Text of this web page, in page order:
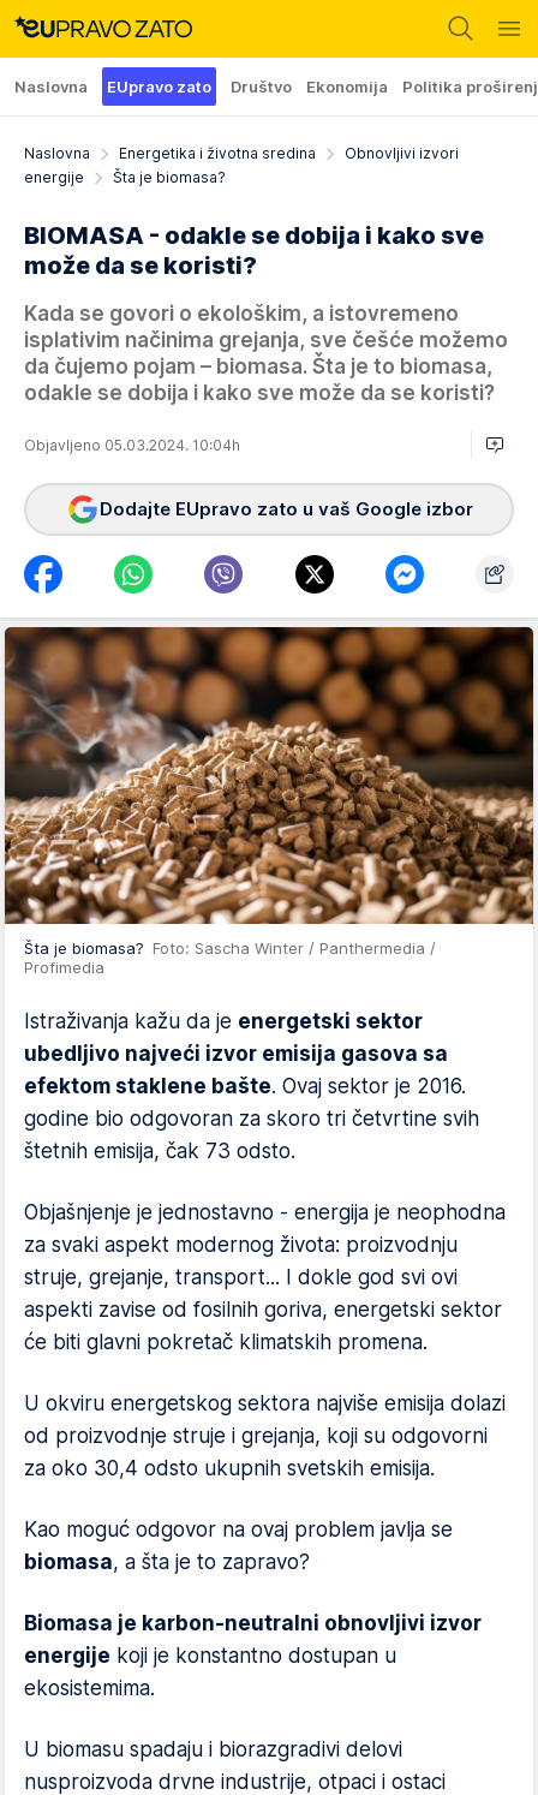
Naslovna EUpravo zato Društvo Ekonomija Politika
Naslovna Energetika i životna sredina
Obnovljivi izvori
energije
Šta je biomasa?
BIOMASA - odakle se dobija i kako sve
može da se koristi?
Kada se govori o ekološkim, a istovremeno
isplativim načinima grejanja, sve češće možemo
da čujemo pojam – biomasa. Šta je to biomasa,
odakle se dobija i kako sve može da se koristi?
Objavljeno 05.03.2024. 10:04h
Dodajte EUpravo zato u vaš Google izbor
Šta je biomasa? Foto: Sascha Winter / Panthermedia /
Profimedia
Istraživanja kažu da je energetski sektor
ubedljivo najveći izvor emisija gasova sa
efektom staklene bašte. Ovaj sektor je 2016.
godine bio odgovoran za skoro tri četvrtine svih
štetnih emisija, čak 73 odsto.
Objašnjenje je jednostavno - energija je neophodna
za svaki aspekt modernog života: proizvodnju
struje, grejanje, transport... I dokle god svi ovi
aspekti zavise od fosilnih goriva, energetski sektor
će biti glavni pokretač klimatskih promena.
U okviru energetskog sektora najviše emisija dolazi
od proizvodnje struje i grejanja, koji su odgovorni
za oko 30,4 odsto ukupnih svetskih emisija.
Kao moguć odgovor na ovaj problem javlja se
biomasa, a šta je to zapravo?
Biomasa je karbon-neutralni obnovljivi izvor
energije koji je konstantno dostupan u
ekosistemima.
U biomasu spadaju i biorazgradivi delovi
nusproizvoda drvne industrije, otpaci i ostaci